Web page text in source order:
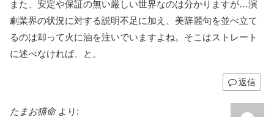
また、安定や保証の無い厳しい世界なのは分かりますが…演
劇業界の状況に対する説明不足に加え、美辞麗句を並べ立て
るのは却って火に油を注いでいますよね。そこはストレート
に述べなければ、と。
返信
たまお猫命 より: